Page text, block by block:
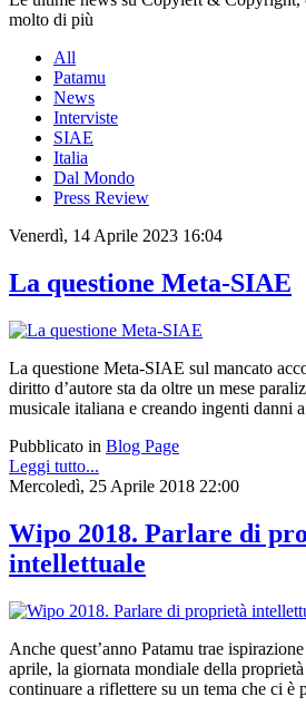
molto di più
All
Patamu
News
Interviste
SIAE
Italia
Dal Mondo
Press Review
Venerdì, 14 Aprile 2023 16:04
La questione Meta-SIAE
La questione Meta-SIAE sul mancato
diritto d’autore sta da oltre un mese
musicale italiana e creando ingenti danni
Pubblicato in Blog Page
Leggi tutto...
Mercoledì, 25 Aprile 2018 22:00
Wipo 2018. Parlare di
intellettuale
Anche quest’anno Patamu trae
aprile, la giornata mondiale della
continuare a riflettere su un tema che ci è